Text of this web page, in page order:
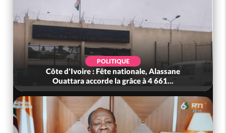
POLITIQUE
Côte d'Ivoire : Fête nationale, Alassane
Ouattara accorde la grâce à 4 661...